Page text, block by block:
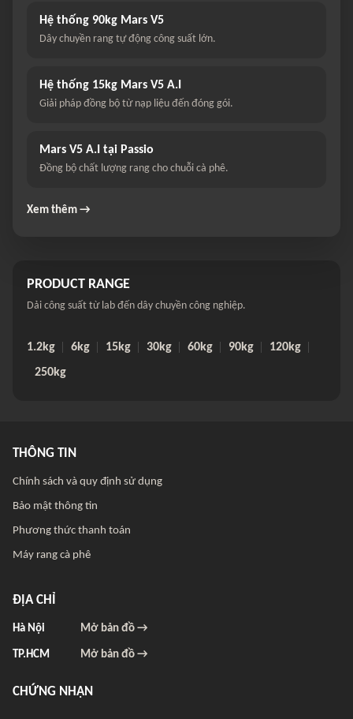
Hệ thống 90kg Mars V5
Dây chuyền rang tự động công suất lớn.
Hệ thống 15kg Mars V5 A.I
Giải pháp đồng bộ từ nạp liệu đến đóng gói.
Mars V5 A.I tại Passio
Đồng bộ chất lượng rang cho chuỗi cà phê.
Xem thêm →
PRODUCT RANGE
Dải công suất từ lab đến dây chuyền công nghiệp.
1.2kg 6kg 15kg 30kg 60kg 90kg
120kg
250kg
THÔNG TIN
Chính sách và quy định sử dụng
Bảo mật thông tin
Phương thức thanh toán
Máy rang cà phê
ĐỊA CHỈ
Hà Nội Mở bản đồ →
TP.HCM Mở bản đồ →
CHỨNG NHẬN